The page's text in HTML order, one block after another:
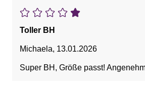
Toller BH
Michaela, 13.01.2026
Super BH, Größe passt!